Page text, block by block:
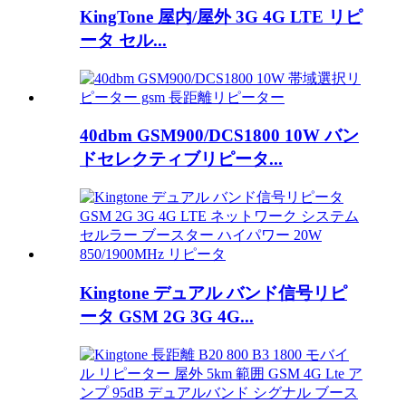
KingTone 屋内/屋外 3G 4G LTE リピ
ータ セル...
40dbm GSM900/DCS1800 10W バン
ドセレクティブリピータ...
Kingtone デュアル バンド信号リピ
ータ GSM 2G 3G 4G...